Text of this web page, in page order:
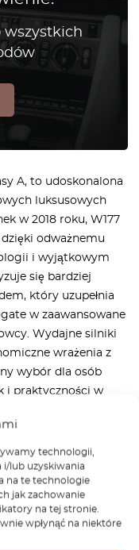
technologii,
i/lub uzyskiwania
na te technologie
jak zachowanie
na tej stronie.
wpłynąć na niektóre
wszystkich
A, to udoskonalona
luksusowych
w 2018 roku, W177
odważnemu
i wyjątkowym
się bardziej
który uzupełnia
w zaawansowane
Wydajne silniki
wrażenia z
wybór dla osób
i praktyczności w
oferujemy
specjalnie
Twój pojazd nadal
Niezależnie od tego,
czy restauracją,
kompatybilność i
OctoClassic, aby
zaawansowaną